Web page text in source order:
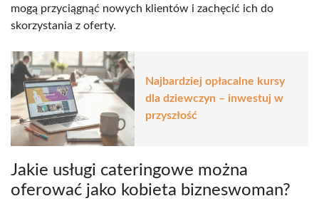
mogą przyciągnąć nowych klientów i zachęcić ich do
skorzystania z oferty.
Najbardziej opłacalne kursy
dla dziewczyn – inwestuj w
przyszłość
Jakie usługi cateringowe można
oferować jako kobieta bizneswoman?